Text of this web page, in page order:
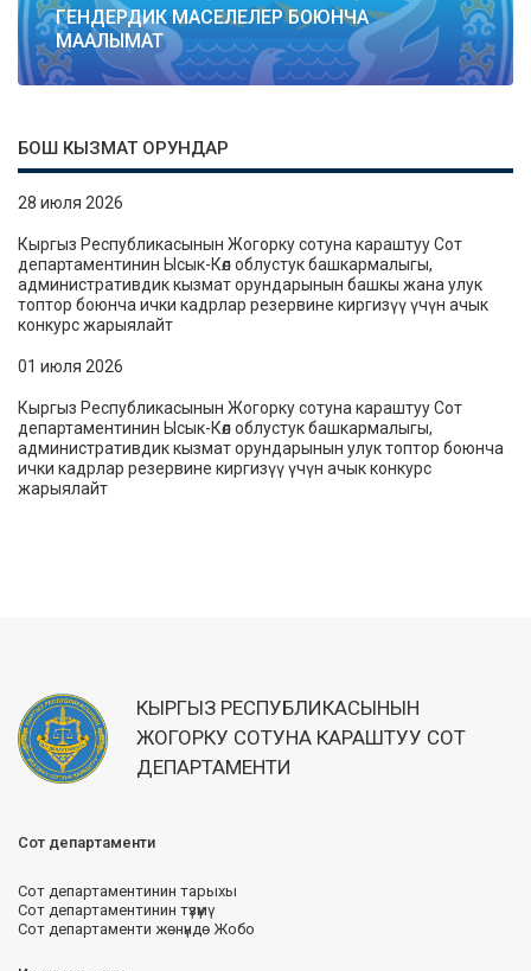
ГЕНДЕРДИК МАСЕЛЕЛЕР БОЮНЧА
МААЛЫМАТ
БОШ КЫЗМАТ ОРУНДАР
28 июля 2026
Кыргыз Республикасынын Жогорку сотуна караштуу Сот
департаментинин Ысык-Көл облустук башкармалыгы,
административдик кызмат орундарынын башкы жана улук
топтор боюнча ички кадрлар резервине киргизүү үчүн ачык
конкурс жарыялайт
01 июля 2026
Кыргыз Республикасынын Жогорку сотуна караштуу Сот
департаментинин Ысык-Көл облустук башкармалыгы,
административдик кызмат орундарынын улук топтор боюнча
ички кадрлар резервине киргизүү үчүн ачык конкурс
жарыялайт
КЫРГЫЗ РЕСПУБЛИКАСЫНЫН
ЖОГОРКУ СОТУНА КАРАШТУУ СОТ
ДЕПАРТАМЕНТИ
Сот департаменти
Сот департаментинин тарыхы
Сот департаментинин түзүмү
Сот департаменти жөнүндө Жобо